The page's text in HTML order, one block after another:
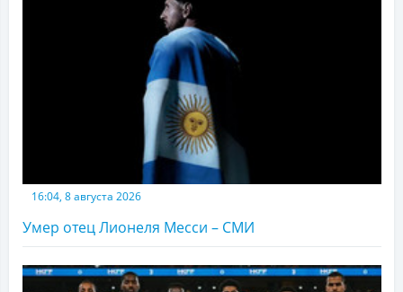
16:04, 8 августа 2026
Умер отец Лионеля Месси – СМИ